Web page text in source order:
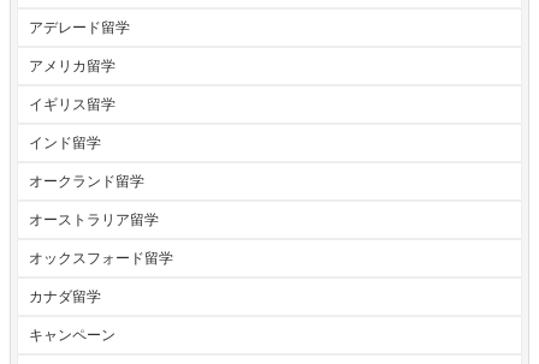
アデレード留学
アメリカ留学
イギリス留学
インド留学
オークランド留学
オーストラリア留学
オックスフォード留学
カナダ留学
キャンペーン